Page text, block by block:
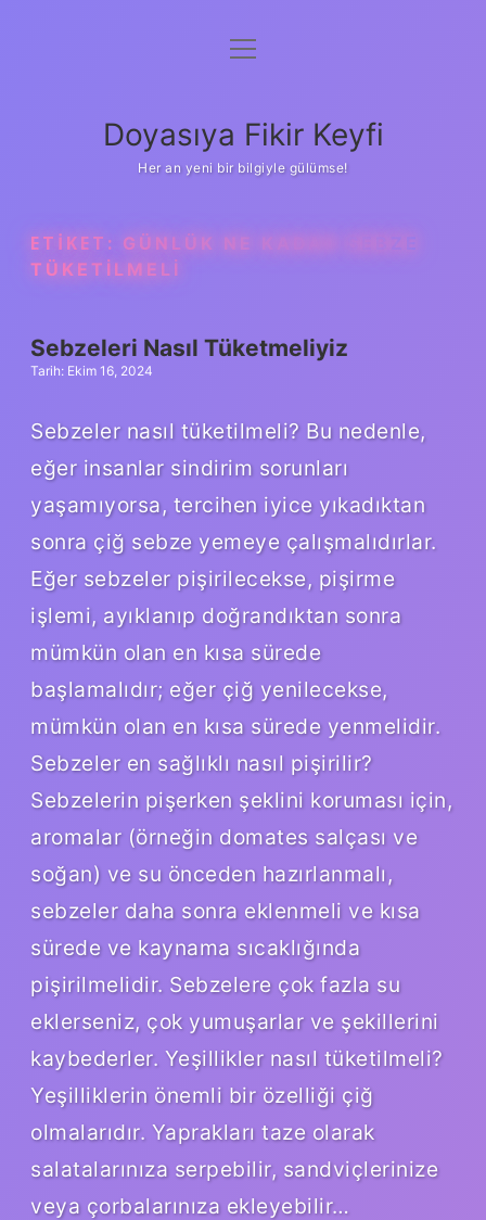
Anasayfa
Yasal Uyarı
menüyü
Doyasıya Fikir Keyfi
Her an yeni bir bilgiyle gülümse!
ETIKET: GÜNLÜK NE KADAR SEBZE
TÜKETILMELI
Sebzeleri Nasıl Tüketmeliyiz
Tarih: Ekim 16, 2024
Sebzeler nasıl tüketilmeli? Bu nedenle,
eğer insanlar sindirim sorunları
yaşamıyorsa, tercihen iyice yıkadıktan
sonra çiğ sebze yemeye çalışmalıdırlar.
Eğer sebzeler pişirilecekse, pişirme
işlemi, ayıklanıp doğrandıktan sonra
mümkün olan en kısa sürede
başlamalıdır; eğer çiğ yenilecekse,
mümkün olan en kısa sürede yenmelidir.
Sebzeler en sağlıklı nasıl pişirilir?
Sebzelerin pişerken şeklini koruması için,
aromalar (örneğin domates salçası ve
soğan) ve su önceden hazırlanmalı,
sebzeler daha sonra eklenmeli ve kısa
sürede ve kaynama sıcaklığında
pişirilmelidir. Sebzelere çok fazla su
eklerseniz, çok yumuşarlar ve şekillerini
kaybederler. Yeşillikler nasıl tüketilmeli?
Yeşilliklerin önemli bir özelliği çiğ
olmalarıdır. Yaprakları taze olarak
salatalarınıza serpebilir, sandviçlerinize
veya çorbalarınıza ekleyebilir…